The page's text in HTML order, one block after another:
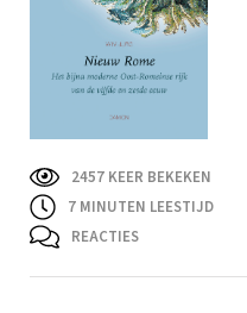
2457 KEER BEKEKEN
7 MINUTEN LEESTIJD
REACTIES